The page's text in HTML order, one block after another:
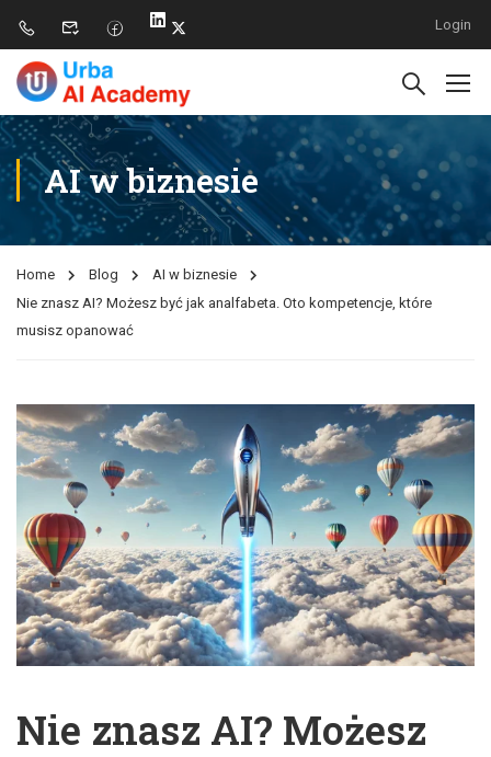
Login
AI w biznesie
Home Blog
AI w biznesie
Nie znasz AI? Możesz być jak analfabeta. Oto kompetencje, które
musisz opanować
Nie znasz AI? Możesz